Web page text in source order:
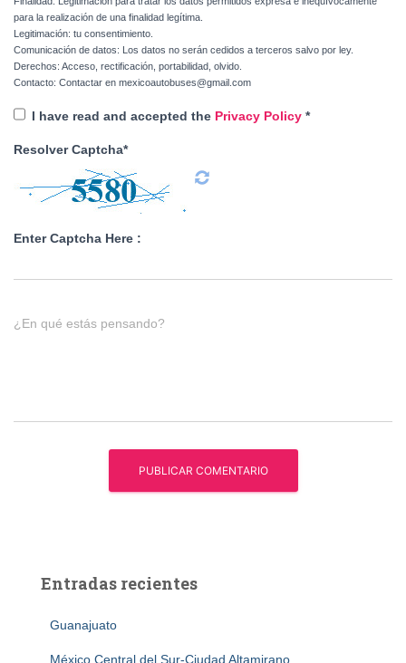
para la realización de una finalidad legítima.
Legitimación: tu consentimiento.
Comunicación de datos: Los datos no serán cedidos a terceros salvo por ley.
Derechos: Acceso, rectificación, portabilidad, olvido.
Contacto: Contactar en mexicoautobuses@gmail.com
I have read and accepted the Privacy Policy *
Resolver Captcha*
Enter Captcha Here :
¿En qué estás pensando?
Entradas recientes
Guanajuato
México Central del Sur-Ciudad Altamirano